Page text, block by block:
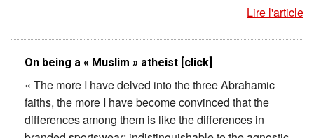
Lire l'article
On being a « Muslim » atheist [click]
« The more I have delved into the three Abrahamic
faiths, the more I have become convinced that the
differences among them is like the differences in